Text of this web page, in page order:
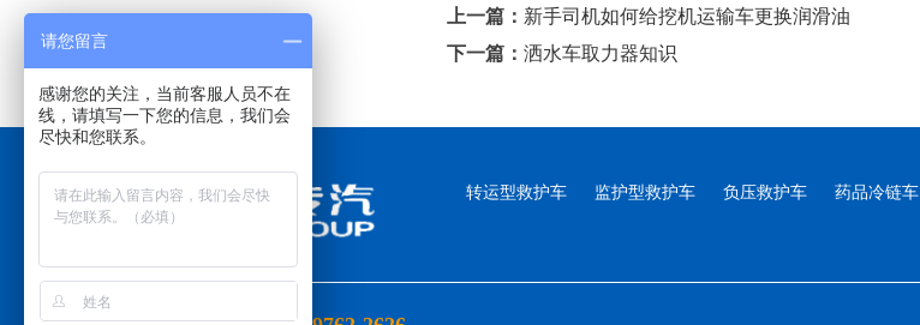
上一篇： 新手司机如何给挖机运输车更换润滑油
下一篇： 洒水车取力器知识
转运型救护车 监护型救护车 负压救护车 药品冷链车
请您留言
感谢您的关注，当前客服人员不在
线，请填写一下您的信息，我们会
尽快和您联系。